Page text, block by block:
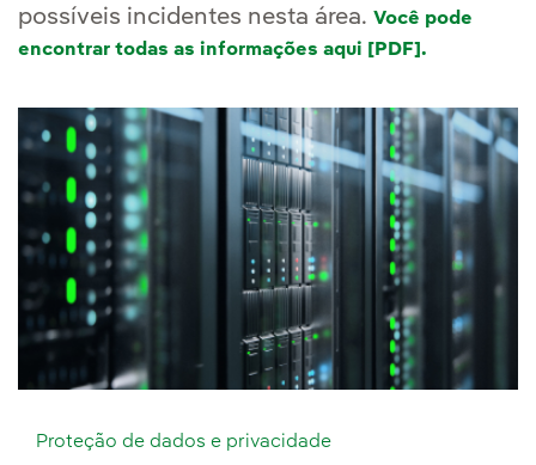
possíveis incidentes nesta área. Você pode
encontrar todas as informações aqui [PDF].
Proteção de dados e privacidade